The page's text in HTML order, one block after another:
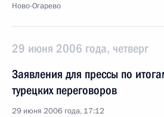
Ново-Огарево
29 июня 2006 года, четверг
Заявления для прессы по
турецких переговоров
29 июня 2006 года, 17:12